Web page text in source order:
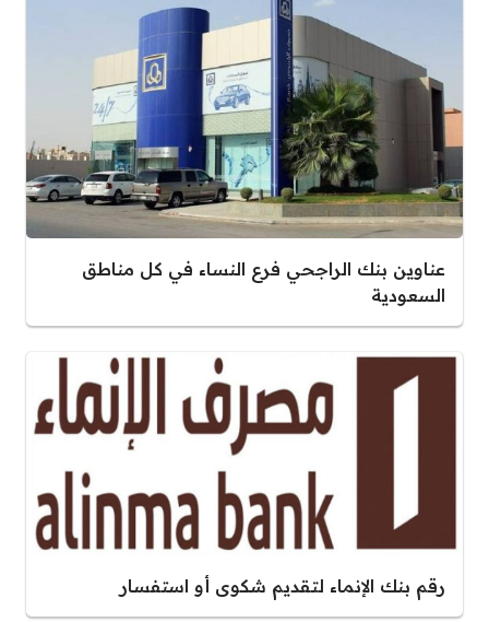
عناوين بنك الراجحي فرع النساء في كل مناطق
السعودية
رقم بنك الإنماء لتقديم شكوى أو استفسار